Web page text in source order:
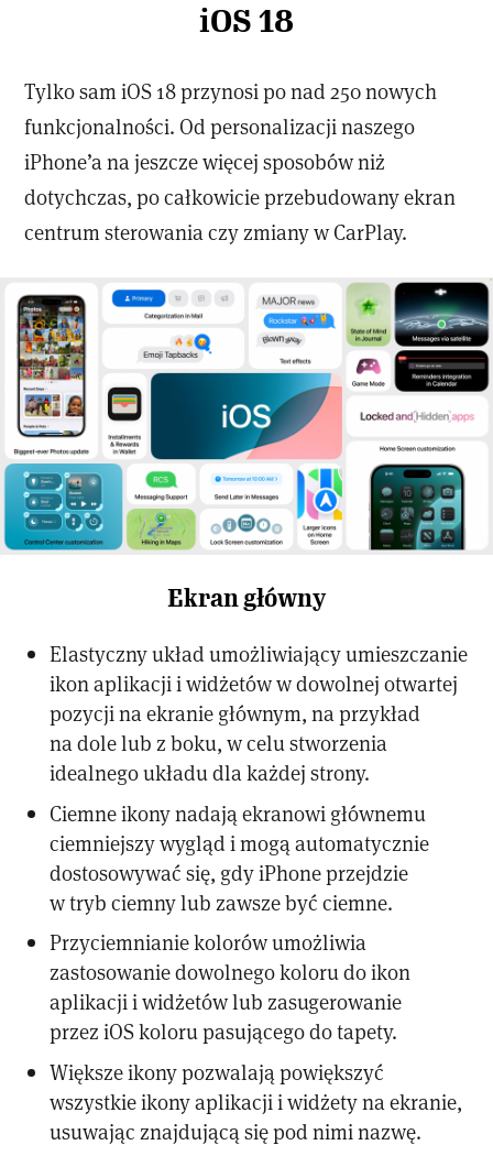
iOS 18
Tylko sam iOS 18 przynosi po nad 250 nowych
funkcjonalności. Od personalizacji naszego
iPhone’a na jeszcze więcej sposobów niż
dotychczas, po całkowicie przebudowany ekran
centrum sterowania czy zmiany w CarPlay.
Ekran główny
Elastyczny układ umożliwiający umieszczanie
ikon aplikacji i widżetów w dowolnej otwartej
pozycji na ekranie głównym, na przykład
na dole lub z boku, w celu stworzenia
idealnego układu dla każdej strony.
Ciemne ikony nadają ekranowi głównemu
ciemniejszy wygląd i mogą automatycznie
dostosowywać się, gdy iPhone przejdzie
w tryb ciemny lub zawsze być ciemne.
Przyciemnianie kolorów umożliwia
zastosowanie dowolnego koloru do ikon
aplikacji i widżetów lub zasugerowanie
przez iOS koloru pasującego do tapety.
Większe ikony pozwalają powiększyć
wszystkie ikony aplikacji i widżety na ekranie,
usuwając znajdującą się pod nimi nazwę.